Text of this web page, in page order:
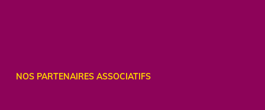
NOS PARTENAIRES ASSOCIATIFS